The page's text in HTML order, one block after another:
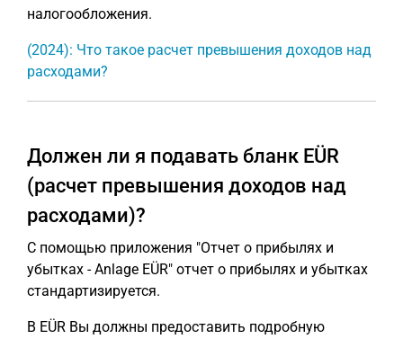
налогообложения.
(2024): Что такое расчет превышения доходов над
расходами?
Должен ли я подавать бланк EÜR
(расчет превышения доходов над
расходами)?
С помощью приложения "Отчет о прибылях и
убытках - Anlage EÜR" отчет о прибылях и убытках
стандартизируется.
В EÜR Вы должны предоставить подробную